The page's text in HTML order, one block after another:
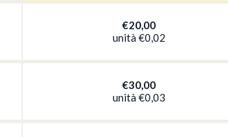
€20,00
unità €0,02
€30,00
unità €0,03